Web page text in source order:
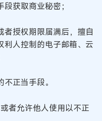
获取商业秘密；
者授权期限届满后，擅自
利人控制的电子邮箱、云
正当手段。
者允许他人使用以不正